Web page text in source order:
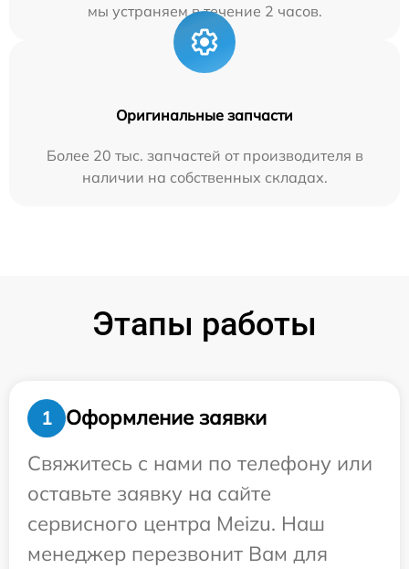
мы устраняем в течение 2 часов.
Оригинальные запчасти
Более 20 тыс. запчастей от производителя в
наличии на собственных складах.
Этапы работы
1
Оформление заявки
Свяжитесь с нами по телефону или
оставьте заявку на сайте
сервисного центра Meizu. Наш
менеджер перезвонит Вам для